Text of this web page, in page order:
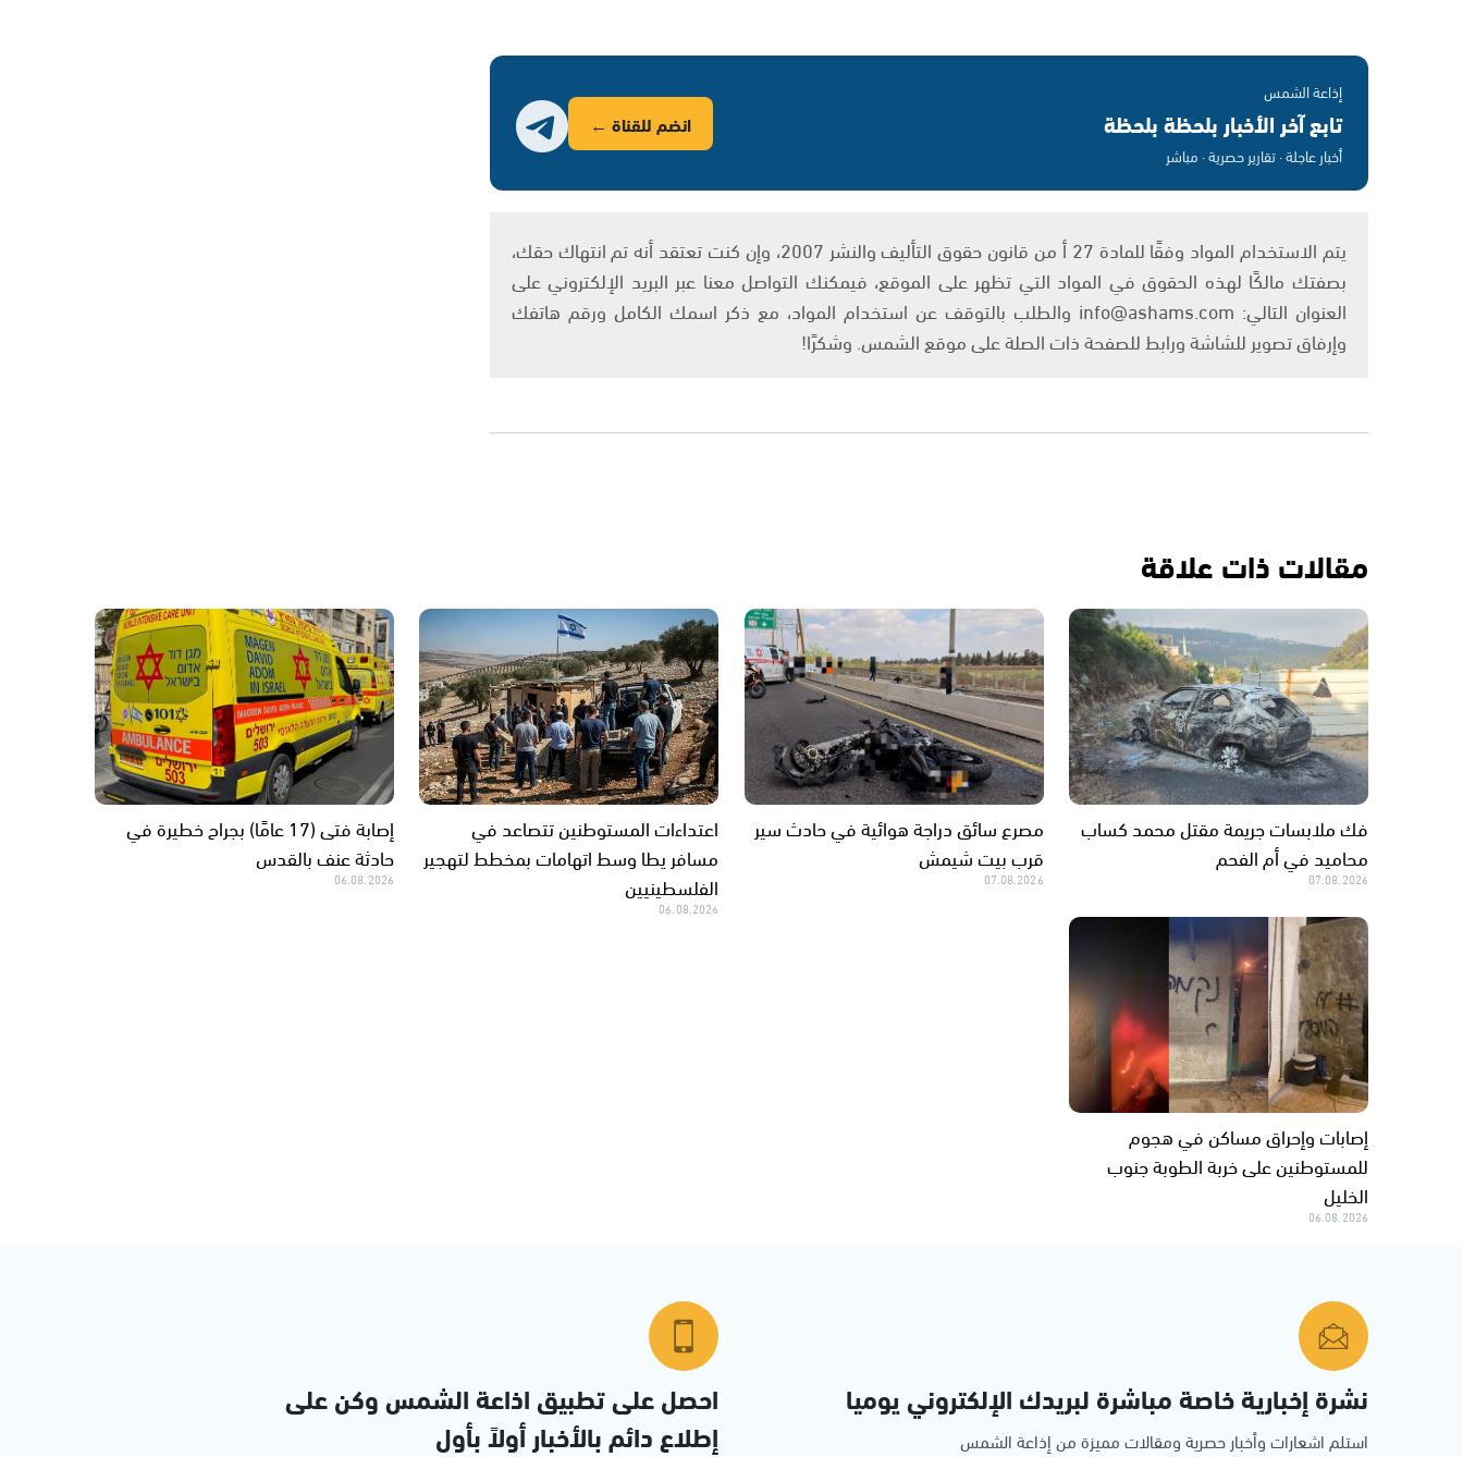
إذاعة الشمس
تابع آخر الأخبار بلحظة بلحظة
أخبار عاجلة · تقارير حصرية · مباشر
انضم للقناة ←
يتم الاستخدام المواد وفقًا للمادة 27 أ من قانون حقوق التأليف والنشر 2007، وإن كنت تعتقد أنه تم انتهاك حقك،
بصفتك مالكًا لهذه الحقوق في المواد التي تظهر على الموقع، فيمكنك التواصل معنا عبر البريد الإلكتروني على
العنوان التالي: info@ashams.com والطلب بالتوقف عن استخدام المواد، مع ذكر اسمك الكامل ورقم هاتفك
وإرفاق تصوير للشاشة ورابط للصفحة ذات الصلة على موقع الشمس. وشكرًا!
مقالات ذات علاقة
فك ملابسات جريمة مقتل محمد كساب
محاميد في أم الفحم
07.08.2026
مصرع سائق دراجة هوائية في حادث سير
قرب بيت شيمش
07.08.2026
اعتداءات المستوطنين تتصاعد في
مسافر يطا وسط اتهامات بمخطط لتهجير
الفلسطينيين
06.08.2026
إصابة فتى (17 عامًا) بجراح خطيرة في
حادثة عنف بالقدس
06.08.2026
إصابات وإحراق مساكن في هجوم
للمستوطنين على خربة الطوبة جنوب
الخليل
06.08.2026
نشرة إخبارية خاصة مباشرة لبريدك الإلكتروني يوميا
استلم اشعارات وأخبار حصرية ومقالات مميزة من إذاعة الشمس
احصل على تطبيق اذاعة الشمس وكن على
إطلاع دائم بالأخبار أولاً بأول